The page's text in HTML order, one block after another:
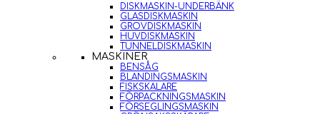
DISKMASKIN-UNDERBÄNK
GLASDISKMASKIN
GROVDISKMASKIN
HUVDISKMASKIN
TUNNELDISKMASKIN
MASKINER
BENSÅG
BLANDINGSMASKIN
FISKSKALARE
FÖRPACKNINGSMASKIN
FÖRSEGLINGSMASKIN